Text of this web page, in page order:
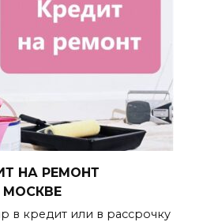
НА РЕМОНТ
МОСКВЕ
в кредит или в рассрочку